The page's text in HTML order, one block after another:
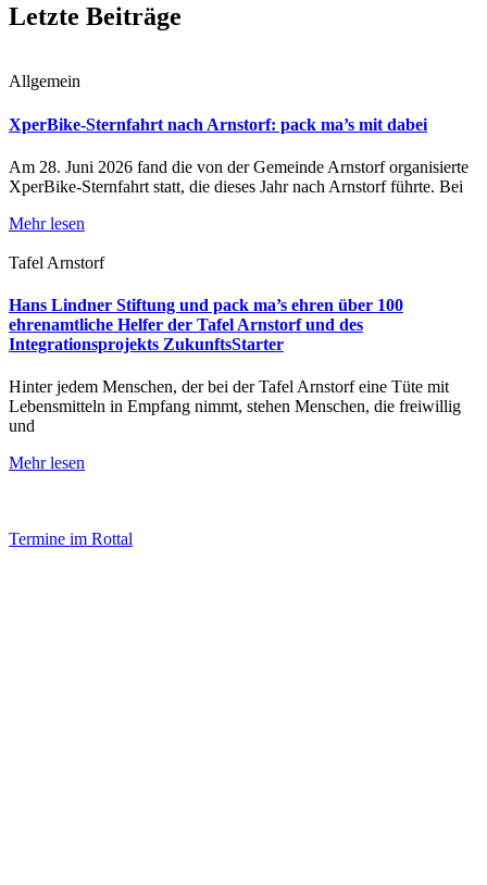
Letzte Beiträge
Allgemein
XperBike-Sternfahrt nach Arnstorf: pack ma’s mit dabei
Am 28. Juni 2026 fand die von der Gemeinde Arnstorf organisierte
XperBike-Sternfahrt statt, die dieses Jahr nach Arnstorf führte. Bei
Mehr lesen
Tafel Arnstorf
Hans Lindner Stiftung und pack ma’s ehren über 100
ehrenamtliche Helfer der Tafel Arnstorf und des
Integrationsprojekts ZukunftsStarter
Hinter jedem Menschen, der bei der Tafel Arnstorf eine Tüte mit
Lebensmitteln in Empfang nimmt, stehen Menschen, die freiwillig
und
Mehr lesen
Termine im Rottal